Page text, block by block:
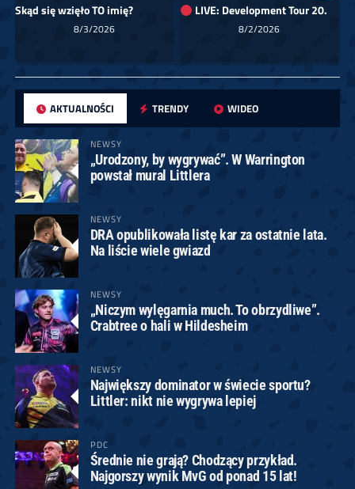
Skąd się wzięło TO imię?
8/3/2026
LIVE: Development Tour 20.
8/2/2026
AKTUALNOŚCI TRENDY WIDEO
NEWSY
„Urodzony, by wygrywać”. W Warrington
powstał mural Littlera
NEWSY
DRA opublikowała listę kar za ostatnie lata.
Na liście wiele gwiazd
NEWSY
„Niczym wylęgarnia much. To obrzydliwe”.
Crabtree o hali w Hildesheim
NEWSY
Największy dominator w świecie sportu?
Littler: nikt nie wygrywa lepiej
PDC
Średnie nie grają? Chodzący przykład.
Najgorszy wynik MvG od ponad 15 lat!